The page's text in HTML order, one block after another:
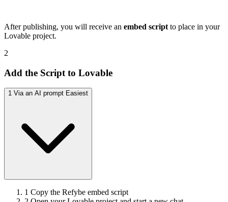
After publishing, you will receive an embed script to place in your
Lovable project.
2
Add the Script to Lovable
1 Via an AI prompt Easiest
1 Copy the Refybe embed script